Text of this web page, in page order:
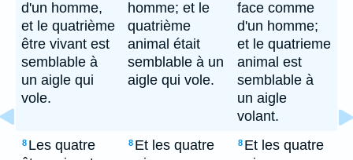
d'un homme,
et le quatrième
être vivant est
semblable à
un aigle qui
vole.
homme; et le
quatrième
animal était
semblable à un
aigle qui vole.
face comme
d'un homme;
et le quatrieme
animal est
semblable à
un aigle
volant.
8 Les quatre
8 Et les quatre
8 Et les quatre